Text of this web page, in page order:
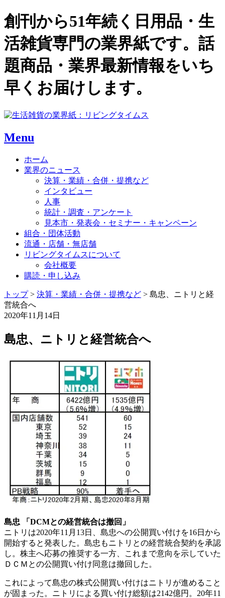
創刊から51年続く日用品・生
活雑貨専門の業界紙です。話
題商品・業界最新情報をいち
早くお届けします。
Menu
ホーム
業界のニュース
決算・業績・合併・提携など
インタビュー
人事
統計・調査・アンケート
見本市・発表会・セミナー・キャンペーン
組合・団体活動
流通・店舗・無店舗
リビングタイムスについて
会社概要
購読・申し込み
トップ> 決算・業績・合併・提携など > 島忠、ニトリと経
営統合へ
2020年11月14日
島忠、ニトリと経営統合へ
島忠 「DCMとの経営統合は撤回」
ニトリは2020年11月13日、島忠への公開買い付けを16日から
開始すると発表した。島忠もニトリとの経営統合契約を承認
し。株主へ応募の推奨する一方、これまで意向を示していた
ＤＣＭとの公開買い付け同意は撤回した。
これによって島忠の株式公開買い付けはニトリが進めること
が固まった。ニトリによる買い付け総額は2142億円。20年11